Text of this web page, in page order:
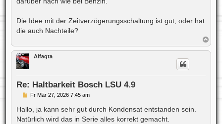
Die Idee mit der Zeitverzögerungsschaltung ist gut, oder hat
die auch Nachteile?
a
c
Alfagta
Re: Haltbarkeit Bosch LSU 4.9
B
i
t
r
Fr Mär 27, 2026 7:45 am
Hallo, ja kann sehr gut durch Kondensat entstanden sein.
Natürlich wird das in Serie alles korrekt gemacht.